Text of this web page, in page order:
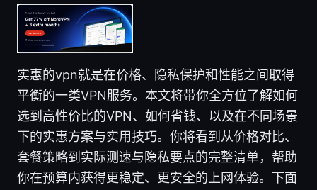
实惠的vpn就是在价格、隐私保护和性能之间取得
平衡的一类VPN服务。本文将带你全方位了解如何
选到高性价比的VPN、如何省钱、以及在不同场景
下的实惠方案与实用技巧。你将看到从价格对比、
套餐策略到实际测速与隐私要点的完整清单，帮助
你在预算内获得更稳定、更安全的上网体验。下面